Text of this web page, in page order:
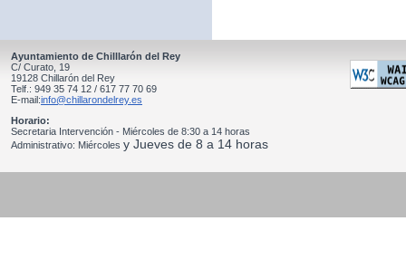
Ayuntamiento de Chilllarón del Rey
C/ Curato, 19
19128 Chillarón del Rey
Telf.: 949 35 74 12 / 617 77 70 69
E-mail:info@chillarondelrey.es
Horario:
Secretaria Intervención - Miércoles de 8:30 a 14 horas
Administrativo: Miércoles y Jueves de 8 a 14 horas